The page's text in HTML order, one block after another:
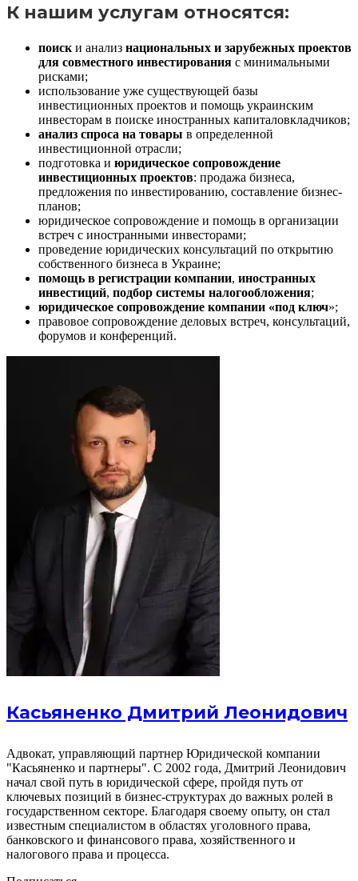
К нашим услугам относятся:
поиск и анализ национальных и зарубежных проектов
для совместного инвестирования с минимальными
рисками;
использование уже существующей базы
инвестиционных проектов и помощь украинским
инвесторам в поиске иностранных капиталовкладчиков;
анализ спроса на товары в определенной
инвестиционной отрасли;
подготовка и юридическое сопровождение
инвестиционных проектов: продажа бизнеса,
предложения по инвестированию, составление бизнес-
планов;
юридическое сопровождение и помощь в организации
встреч с иностранными инвесторами;
проведение юридических консультаций по открытию
собственного бизнеса в Украине;
помощь в регистрации компании, иностранных
инвестиций, подбор системы налогообложения;
юридическое сопровождение компании «под ключ»;
правовое сопровождение деловых встреч, консультаций,
форумов и конференций.
Касьяненко Дмитрий Леонидович
Адвокат, управляющий партнер Юридической компании
"Касьяненко и партнеры". С 2002 года, Дмитрий Леонидович
начал свой путь в юридической сфере, пройдя путь от
ключевых позиций в бизнес-структурах до важных ролей в
государственном секторе. Благодаря своему опыту, он стал
известным специалистом в областях уголовного права,
банковского и финансового права, хозяйственного и
налогового права и процесса.